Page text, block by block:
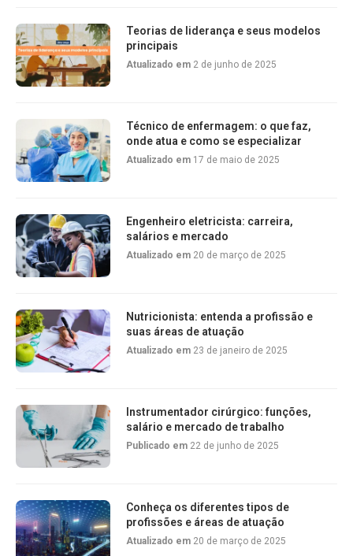
Teorias de liderança e seus modelos
principais
Atualizado em 2 de junho de 2025
Técnico de enfermagem: o que faz,
onde atua e como se especializar
Atualizado em 17 de maio de 2025
Engenheiro eletricista: carreira,
salários e mercado
Atualizado em 20 de março de 2025
Nutricionista: entenda a profissão e
suas áreas de atuação
Atualizado em 23 de janeiro de 2025
Instrumentador cirúrgico: funções,
salário e mercado de trabalho
Publicado em 22 de junho de 2025
Conheça os diferentes tipos de
profissões e áreas de atuação
Atualizado em 20 de março de 2025